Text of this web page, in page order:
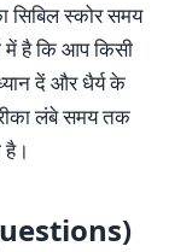
सिबिल स्कोर समय
में है कि आप किसी
दें और धैर्य के
लंबे समय तक
है।